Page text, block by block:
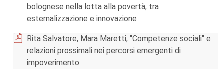
bolognese nella lotta alla povertà, tra
esternalizzazione e innovazione
Rita Salvatore, Mara Maretti, "Competenze sociali" e
relazioni prossimali nei percorsi emergenti di
impoverimento